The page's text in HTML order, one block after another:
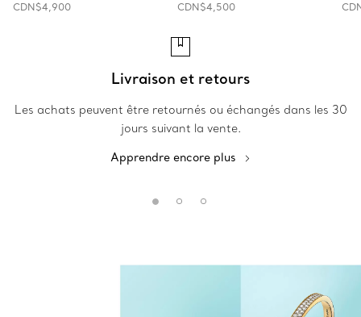
CDN$4,900
CDN$4,500
Livraison et retours
Les achats peuvent être retournés ou échangés dans les 30
jours suivant la vente.
Apprendre encore plus